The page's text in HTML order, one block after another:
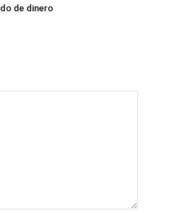
de dinero